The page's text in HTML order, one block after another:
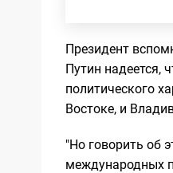
Президент
Путин надеется,
политического
Востоке, и
"Но говорить об
международных